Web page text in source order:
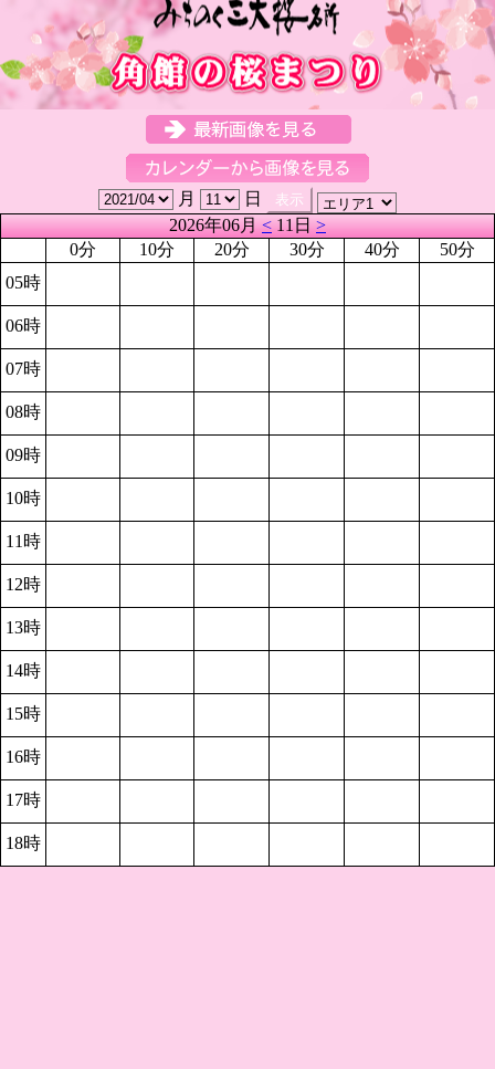
月
日
2026年06月<11日>
0分
10分 20分 30分 40分
50分
05時
06時
07時
08時
09時
10時
11時
12時
13時
14時
15時
16時
17時
18時